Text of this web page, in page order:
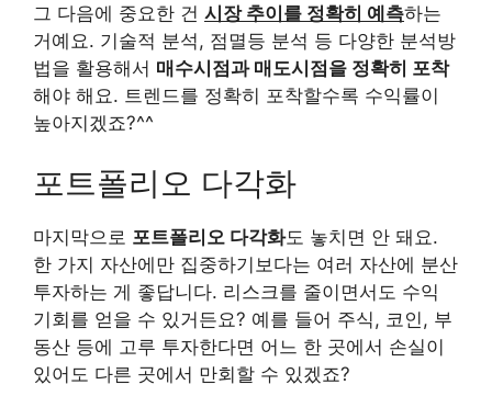
그 다음에 중요한 건 시장 추이를 정확히 예측하는
거예요. 기술적 분석, 점멸등 분석 등 다양한 분석방
법을 활용해서 매수시점과 매도시점을 정확히 포착
해야 해요. 트렌드를 정확히 포착할수록 수익률이
높아지겠죠?^^
포트폴리오 다각화
마지막으로 포트폴리오 다각화도 놓치면 안 돼요.
한 가지 자산에만 집중하기보다는 여러 자산에 분산
투자하는 게 좋답니다. 리스크를 줄이면서도 수익
기회를 얻을 수 있거든요? 예를 들어 주식, 코인, 부
동산 등에 고루 투자한다면 어느 한 곳에서 손실이
있어도 다른 곳에서 만회할 수 있겠죠?